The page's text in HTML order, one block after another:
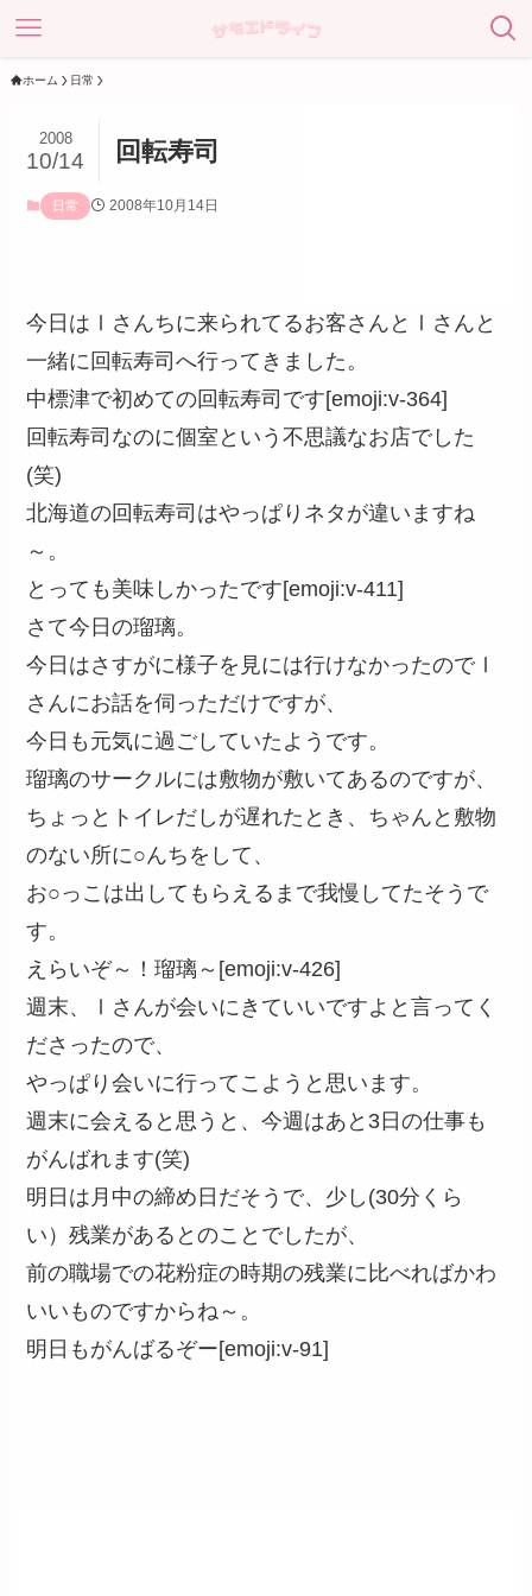
ホーム 日常
回転寿司
2008
10/14
日常 2008年10月14日
今日はⅠさんちに来られてるお客さんとⅠさんと
一緒に回転寿司へ行ってきました。
中標津で初めての回転寿司です[emoji:v-364]
回転寿司なのに個室という不思議なお店でした
(笑)
北海道の回転寿司はやっぱりネタが違いますね
～。
とっても美味しかったです[emoji:v-411]
さて今日の瑠璃。
今日はさすがに様子を見には行けなかったのでⅠ
さんにお話を伺っただけですが、
今日も元気に過ごしていたようです。
瑠璃のサークルには敷物が敷いてあるのですが、
ちょっとトイレだしが遅れたとき、ちゃんと敷物
のない所に○んちをして、
お○っこは出してもらえるまで我慢してたそうで
す。
えらいぞ～！瑠璃～[emoji:v-426]
週末、Ⅰさんが会いにきていいですよと言ってく
ださったので、
やっぱり会いに行ってこようと思います。
週末に会えると思うと、今週はあと3日の仕事も
がんばれます(笑)
明日は月中の締め日だそうで、少し(30分くら
い）残業があるとのことでしたが、
前の職場での花粉症の時期の残業に比べればかわ
いいものですからね～。
明日もがんばるぞー[emoji:v-91]